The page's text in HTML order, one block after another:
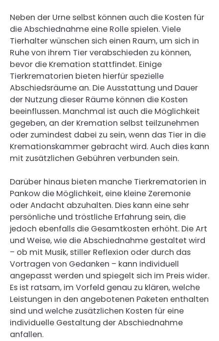
Neben der Urne selbst können auch die Kosten für
die Abschiednahme eine Rolle spielen. Viele
Tierhalter wünschen sich einen Raum, um sich in
Ruhe von ihrem Tier verabschieden zu können,
bevor die Kremation stattfindet. Einige
Tierkrematorien bieten hierfür spezielle
Abschiedsräume an. Die Ausstattung und Dauer
der Nutzung dieser Räume können die Kosten
beeinflussen. Manchmal ist auch die Möglichkeit
gegeben, an der Kremation selbst teilzunehmen
oder zumindest dabei zu sein, wenn das Tier in die
Kremationskammer gebracht wird. Auch dies kann
mit zusätzlichen Gebühren verbunden sein.
Darüber hinaus bieten manche Tierkrematorien in
Pankow die Möglichkeit, eine kleine Zeremonie
oder Andacht abzuhalten. Dies kann eine sehr
persönliche und tröstliche Erfahrung sein, die
jedoch ebenfalls die Gesamtkosten erhöht. Die Art
und Weise, wie die Abschiednahme gestaltet wird
– ob mit Musik, stiller Reflexion oder durch das
Vortragen von Gedanken – kann individuell
angepasst werden und spiegelt sich im Preis wider.
Es ist ratsam, im Vorfeld genau zu klären, welche
Leistungen in den angebotenen Paketen enthalten
sind und welche zusätzlichen Kosten für eine
individuelle Gestaltung der Abschiednahme
anfallen.